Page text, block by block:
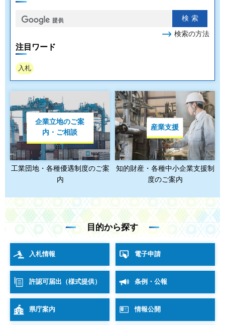
検索の方法
注目ワード
入札
企業立地のご案
内・ご相談
工業団地・各種優遇制度のご案
内
産業支援
知的財産・各種中小企業支援制
度のご案内
目的から探す
入札情報 電子申請
許認可届出（様式提供） 条例・公報
県庁案内 情報公開